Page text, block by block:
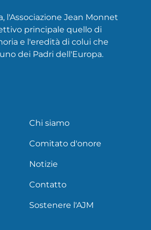
l'Associazione Jean Monnet
principale quello di
e l'eredità di colui che
dei Padri dell'Europa.
Chi siamo
Comitato d'onore
Notizie
Contatto
Sostenere l'AJM